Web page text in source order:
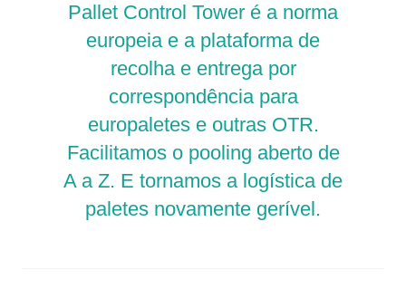
Pallet Control Tower é a norma
europeia e a plataforma de
recolha e entrega por
correspondência para
europaletes e outras OTR.
Facilitamos o pooling aberto de
A a Z. E tornamos a logística de
paletes novamente gerível.